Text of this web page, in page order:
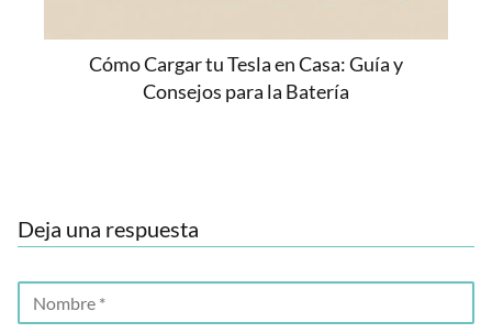
Cómo Cargar tu Tesla en Casa: Guía y
Consejos para la Batería
Deja una respuesta